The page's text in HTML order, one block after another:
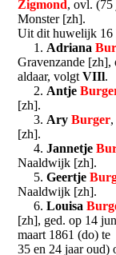
Zigmond, ovl. (75
Monster [zh].
Uit dit huwelijk 16
1. Adriana
Gravenzande [zh],
aldaar, volgtVIIl.
2. Antje
[zh].
3. AryBurger
[zh].
4.Jannetje
Naaldwijk [zh].
5.Geertje
Naaldwijk [zh].
6.Louisa
[zh], ged. op 14
maart 1861
35 en 24 jaar oud)